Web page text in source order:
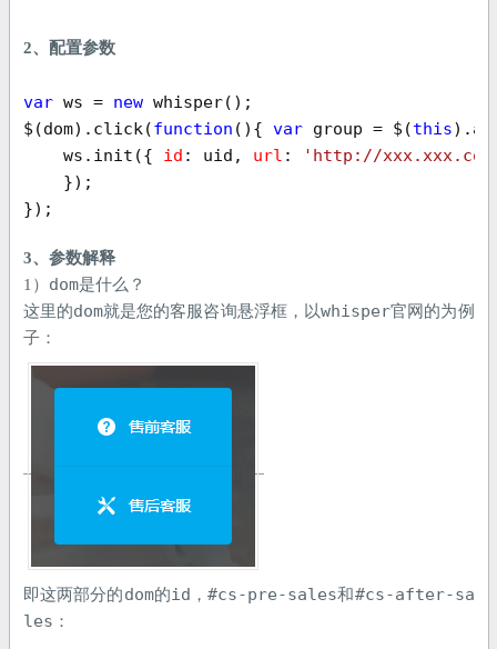
2、配置参数
var ws = new whisper();
$(dom).click(function ( ) { var group = $(this
    ws.init({
id : uid, url :
'http://
    });
});
3、参数解释
1） dom是什么？
这里的dom就是您的客服咨询悬浮框，以whisper官网的为例
子：
即这两部分的dom的id ，#cs-pre-sales和#cs-after-sa
les ：